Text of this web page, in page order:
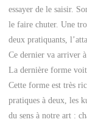
essayer de le saisir.
le faire chuter. Une
deux pratiquants,
Ce dernier va arriver
La dernière forme voit
Cette forme est très
pratiques à deux, les
du sens à notre art :